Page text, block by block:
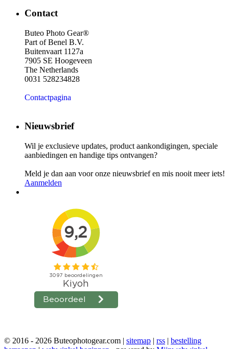
Contact
Buteo Photo Gear®
Part of Benel B.V.
Buitenvaart 1127a
7905 SE Hoogeveen
The Netherlands
0031 528234828
Contactpagina
Nieuwsbrief
Wil je exclusieve updates, product aankondigingen, speciale
aanbiedingen en handige tips ontvangen?
Meld je dan aan voor onze nieuwsbrief en mis nooit meer iets!
Aanmelden
© 2016 - 2026 Buteophotogear.com | sitemap | rss | bestelling